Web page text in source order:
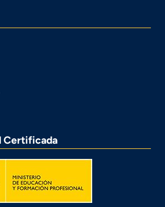
Certificada